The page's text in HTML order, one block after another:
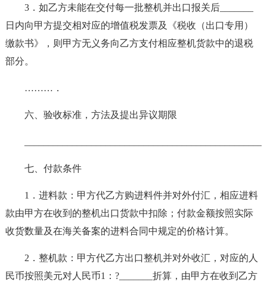
3．如乙方未能在交付每一批整机并出口报关后_______
日内向甲方提交相对应的增值税发票及《税收（出口专用）
缴款书》，则甲方无义务向乙方支付相应整机货款中的退税
部分。
………．
六、验收标准，方法及提出异议期限
七、付款条件
1．进料款：甲方代乙方购进料件并对外付汇，相应进料
款由甲方在收到的整机出口货款中扣除；付款金额按照实际
收货数量及在海关备案的进料合同中规定的价格计算。
2．整机款：甲方代乙方出口整机并对外收汇，对应的人
民币按照美元对人民币1：?_______折算，由甲方在收到乙方